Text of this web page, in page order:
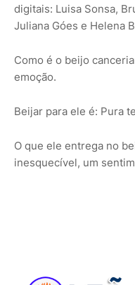
digitais: Luisa Sonsa,
Juliana Góes e Helena
Como é o beijo
emoção.
Beijar para ele é: Pura
O que ele entrega no
inesquecível, um